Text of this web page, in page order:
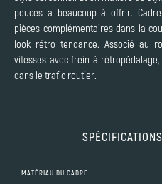
pouces a beaucoup à offrir.
pièces complémentaires dans la
look rétro tendance. Associé au
vitesses avec frein à
dans le trafic routier.
MATÉRIAU DU CADRE